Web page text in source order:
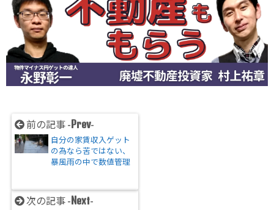
前の記事 -Prev-
自分の家賃収入ゲット
の為なら苦ではない、
暴風雨の中で数値管理
次の記事 -Next-